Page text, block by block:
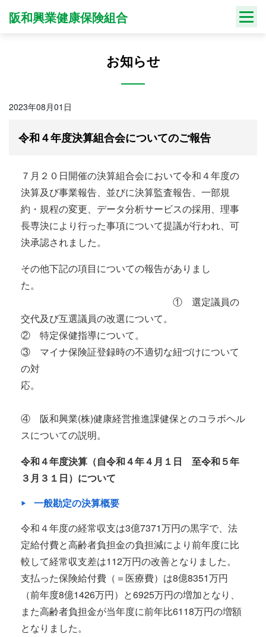
阪和興業健康保険組合
お知らせ
2023年08月01日
令和４年度決算組合会についてのご報告
７月２０日開催の決算組合会において令和４年度の
決算及び事業報告、並びに決算監査報告、一部規
約・規程の変更、データ分析サービスの採用、理事
長専決により行った事項について提議が行われ、可
決承認されました。
その他下記の項目についての報告がありまし
た。
① 選定議員の
交代及び互選議員の改選について。
② 特定保健指導について。
③ マイナ保険証登録時の不適切な紐づけについて
の対
応。
④ 阪和興業(株)健康経営推進課健保とのコラボヘル
スについての説明。
令和４年度決算（自令和４年４月１日 至令和５年
３月３１日）について
一般勘定の決算概要
令和４年度の経常収支は3億7371万円の黒字で、法
定給付費と高齢者負担金の負担減により前年度に比
較して経常収支差は112万円の改善となりました。
支払った保険給付費（＝医療費）は8億8351万円
（前年度8億1426万円）と6925万円の増加となり、
また高齢者負担金が当年度に前年比6118万円の増額
となりました。